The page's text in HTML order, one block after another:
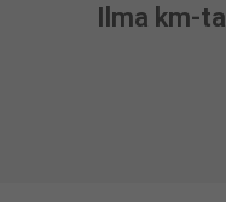
Ilma km-ta